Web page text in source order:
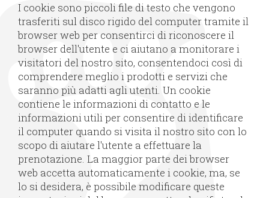
I cookie sono piccoli file di testo che vengono
trasferiti sul disco rigido del computer tramite il
browser web per consentirci di riconoscere il
browser dell'utente e ci aiutano a monitorare i
visitatori del nostro sito, consentendoci così di
comprendere meglio i prodotti e servizi che
saranno più adatti agli utenti. Un cookie
contiene le informazioni di contatto e le
informazioni utili per consentire di identificare
il computer quando si visita il nostro sito con lo
scopo di aiutare l'utente a effettuare la
prenotazione. La maggior parte dei browser
web accetta automaticamente i cookie, ma, se
lo si desidera, è possibile modificare queste